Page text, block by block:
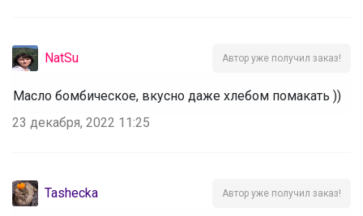
NatSu Автор уже получил заказ!
Масло бомбическое, вкусно даже хлебом помакать ))
23 декабря, 2022 11:25
Tashecka Автор уже получил заказ!